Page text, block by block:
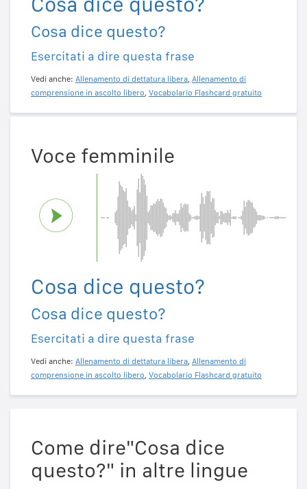
Cosa dice questo?
Esercitati a dire questa frase
Vedi anche: Allenamento di dettatura libera, Allenamento di
comprensione in ascolto libero, Vocabolario Flashcard gratuito
Voce femminile
Cosa dice questo?
Cosa dice questo?
Esercitati a dire questa frase
Vedi anche: Allenamento di dettatura libera, Allenamento di
comprensione in ascolto libero, Vocabolario Flashcard gratuito
Come dire"Cosa dice
questo?" in altre lingue